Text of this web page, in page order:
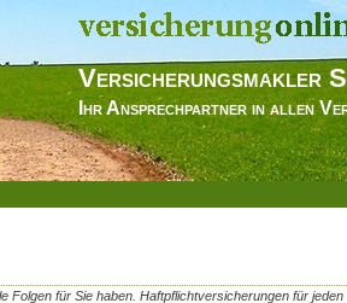
Versicherungsmakler
Ihr Ansprechpartner in allen
Folgen für Sie haben. Haftpflichtversicherungen für jeden